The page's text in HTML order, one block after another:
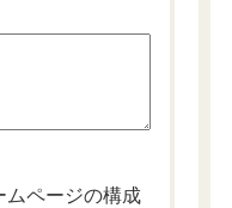
ムページの構成